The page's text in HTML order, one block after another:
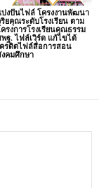
บ่งปันไฟล์ โครงงานพัฒนา
ยคุณระดับโรงเรียน ตาม
รงการโรงเรียนคุณธรรม
ฐ. ไฟล์เวิร์ด แก้ไขได้
รดิตไฟล์สื่อการสอน
คมศึกษา